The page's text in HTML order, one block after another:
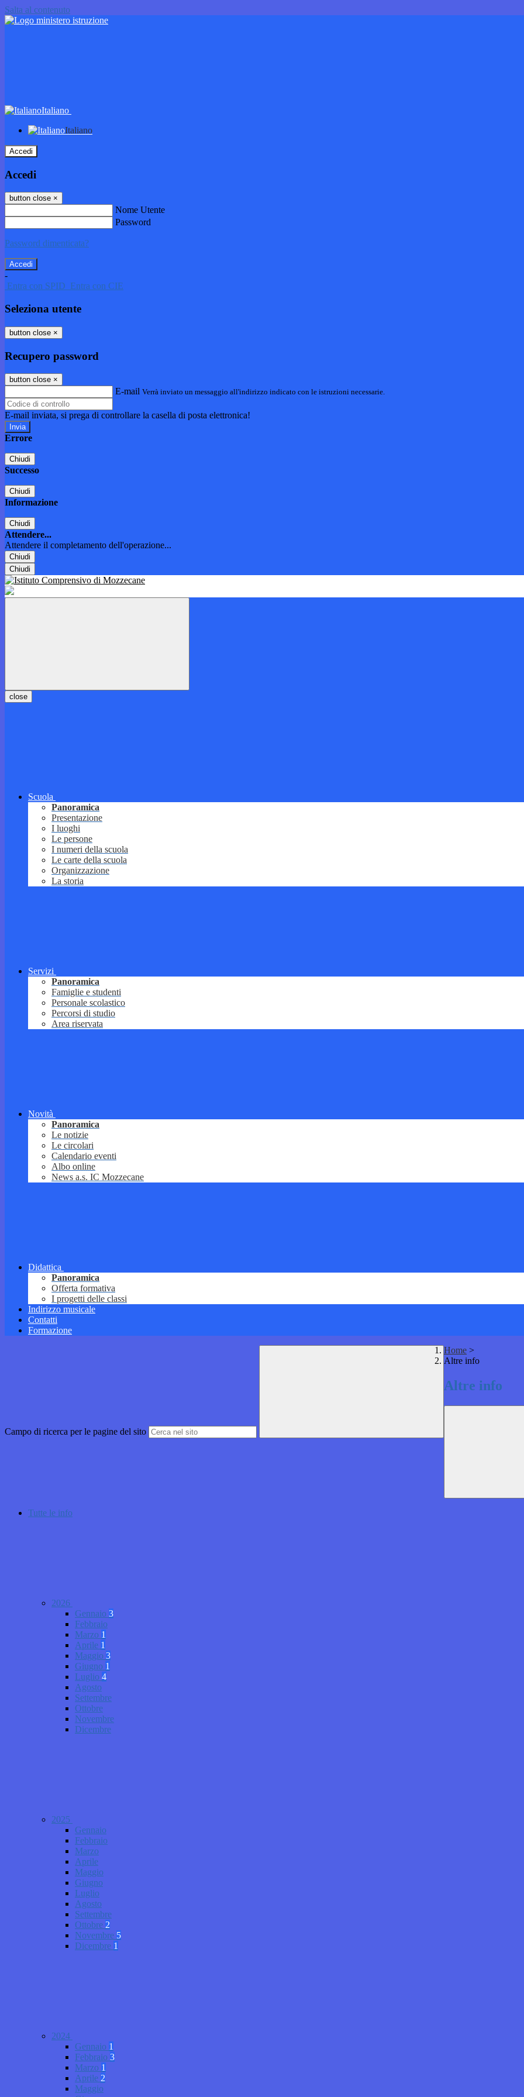
Salta al contenuto
Italiano
Italiano
Accedi
Accedi
button close ×
Nome Utente
Password
Password dimenticata?
-
Entra con SPID Entra con CIE
Seleziona utente
button close ×
Recupero password
button close ×
E-mail Verrà inviato un messaggio all'indirizzo indicato con le istruzioni necessarie.
E-mail inviata, si prega di controllare la casella di posta elettronica!
Errore
Chiudi
Successo
Chiudi
Informazione
Chiudi
Attendere...
Attendere il completamento dell'operazione...
Chiudi
Chiudi
close
Scuola
Panoramica
Presentazione
I luoghi
Le persone
I numeri della scuola
Le carte della scuola
Organizzazione
La storia
Servizi
Panoramica
Famiglie e studenti
Personale scolastico
Percorsi di studio
Area riservata
Novità
Panoramica
Le notizie
Le circolari
Calendario eventi
Albo online
News a.s. IC Mozzecane
Didattica
Panoramica
Offerta formativa
I progetti delle classi
Indirizzo musicale
Contatti
Formazione
Campo di ricerca per le pagine del sito
Home >
Altre info
Altre info
Tutte le info
2026
Gennaio 3
Febbraio
Marzo 1
Aprile 1
Maggio 3
Giugno 1
Luglio 4
Agosto
Settembre
Ottobre
Novembre
Dicembre
2025
Gennaio
Febbraio
Marzo
Aprile
Maggio
Giugno
Luglio
Agosto
Settembre
Ottobre 2
Novembre 5
Dicembre 1
2024
Gennaio 1
Febbraio 3
Marzo 1
Aprile 2
Maggio